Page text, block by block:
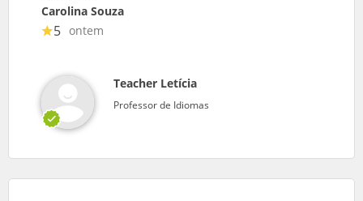
Carolina Souza
5 ontem
Teacher Letícia
Professor de Idiomas